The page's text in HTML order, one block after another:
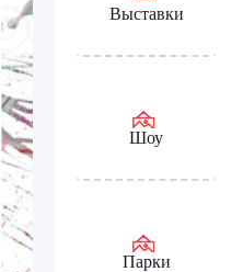
Выставки
Шоу
Парки